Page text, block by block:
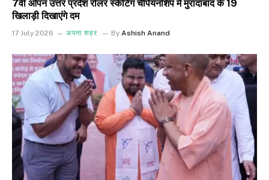
7वीं ओपन उत्तर प्रदेश रोलर स्केटिंग चैंपियनशिप में मुरादाबाद के 19
खिलाड़ी दिखाएंगे दम
17 July 2026 अपना शहर By Ashish Anand